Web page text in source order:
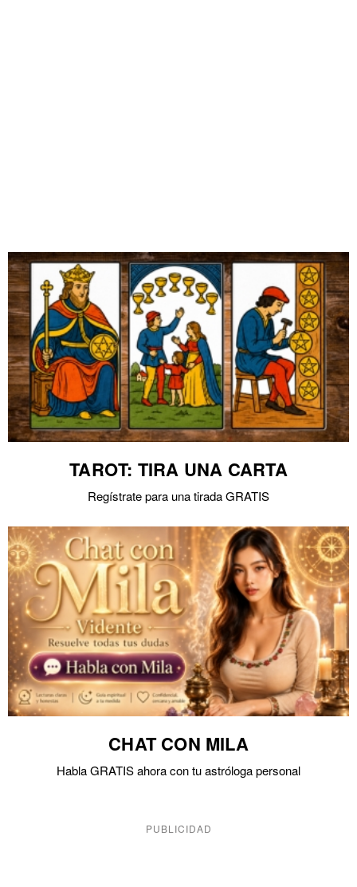
TAROT: TIRA UNA CARTA
Regístrate para una tirada GRATIS
CHAT CON MILA
Habla GRATIS ahora con tu astróloga personal